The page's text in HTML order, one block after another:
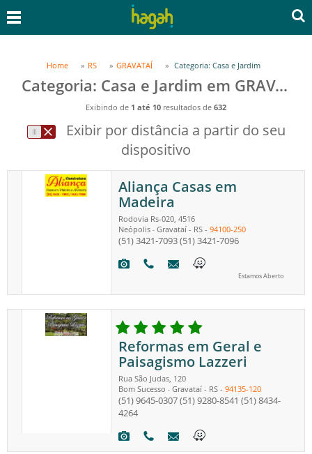
Home RS GRAVATAÍ Categoria: Casa e Jardim
Categoria: Casa e Jardim em GRAVATAÍ, RS
Exibindo de 1 até 10 resultados de 632
Exibir por distância a partir do seu
dispositivo
Aliança Casas em
Madeira
Rodovia Rs-020, 4516
Neópolis - Gravataí- RS- 94100-250
(51) 3421-7093(51) 3421-7096
Estamos Aberto
Reformas em Geral e
Paisagismo Lazzeri
Rua São Judas, 120
Bom Sucesso - Gravataí- RS- 94135-120
(51) 9645-0307(51) 9280-8541 (51) 8434-
4264